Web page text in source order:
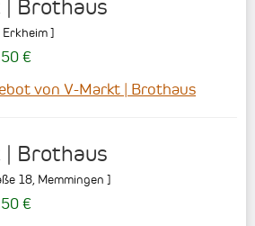
| Brothaus
Erkheim]
€
von V-Markt | Brothaus
| Brothaus
18, Memmingen ]
€